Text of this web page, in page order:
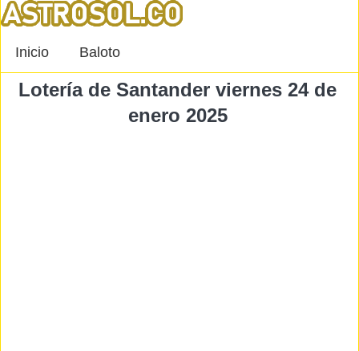
Inicio Baloto
Lotería de Santander viernes 24 de
enero 2025